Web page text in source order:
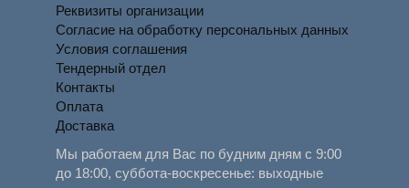
Реквизиты организации
Согласие на обработку персональных данных
Условия соглашения
Тендерный отдел
Контакты
Оплата
Доставка
Мы работаем для Вас по будним дням с 9:00
до 18:00, суббота-воскресенье: выходные